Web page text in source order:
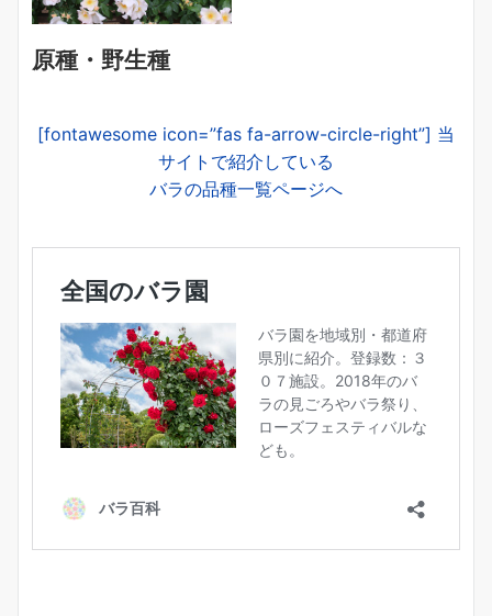
原種・野生種
[fontawesome icon=”fas fa-arrow-circle-right”] 当
サイトで紹介している
バラの品種一覧ページへ